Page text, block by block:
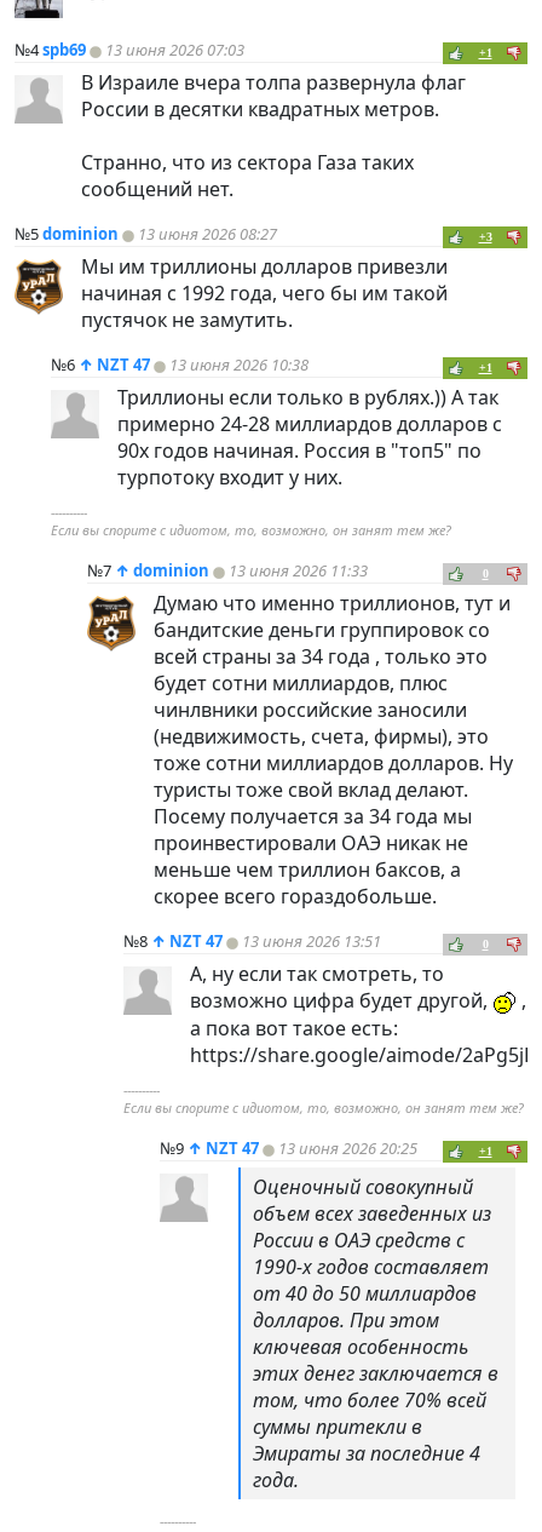
№4spb69 13 июня 2026 07:03 +1
В Израиле вчера толпа развернула флаг
России в десятки квадратных метров.
Странно, что из сектора Газа таких
сообщений нет.
№5dominion 13 июня 2026 08:27 +3
Мы им триллионы долларов привезли
начиная с 1992 года, чего бы им такой
пустячок не замутить.
№6 ↑ NZT 47 13 июня 2026 10:38 +1
Триллионы если только в рублях.)) А так
примерно 24-28 миллиардов долларов с
90х годов начиная. Россия в "топ5" по
турпотоку входит у них.
----------
Если вы спорите с идиотом, то, возможно, он занят тем же?
№7 ↑ dominion 13 июня 2026 11:33 0
Думаю что именно триллионов, тут и
бандитские деньги группировок со
всей страны за 34 года , только это
будет сотни миллиардов, плюс
чинлвники российские заносили
(недвижимость, счета, фирмы), это
тоже сотни миллиардов долларов. Ну
туристы тоже свой вклад делают.
Посему получается за 34 года мы
проинвестировали ОАЭ никак не
меньше чем триллион баксов, а
скорее всего гораздобольше.
№8 ↑ NZT 47 13 июня 2026 13:51 0
А, ну если так смотреть, то
возможно цифра будет другой,
,
а пока вот такое есть:
https://share.google/aimode/
----------
Если вы спорите с идиотом, то, возможно, он занят тем же?
№9 ↑ NZT 47 13 июня 2026 20:25 +1
Оценочный совокупный
объем всех заведенных из
России в ОАЭ средств с
1990-х годов составляет
от 40 до 50 миллиардов
долларов. При этом
ключевая особенность
этих денег заключается в
том, что более 70% всей
суммы притекли в
Эмираты за последние 4
года.
----------